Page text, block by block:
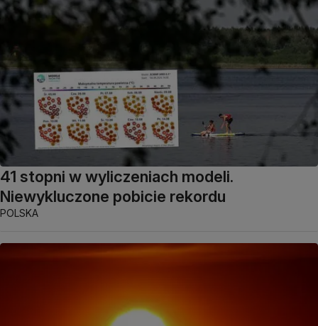
41 stopni w wyliczeniach modeli.
Niewykluczone pobicie rekordu
POLSKA